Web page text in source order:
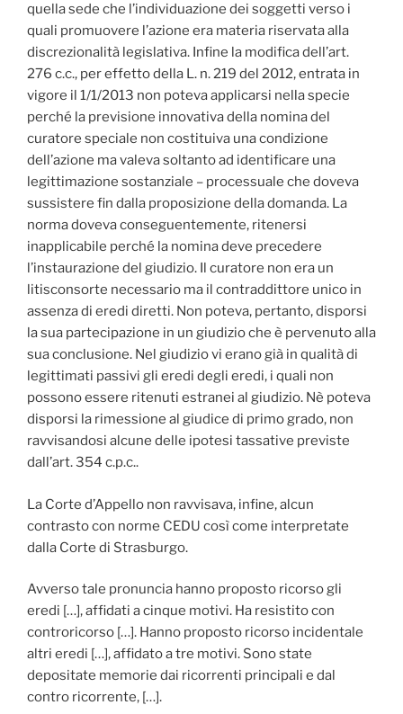
quella sede che l’individuazione dei soggetti verso i
quali promuovere l’azione era materia riservata alla
discrezionalità legislativa. Infine la modifica dell’art.
276 c.c., per effetto della L. n. 219 del 2012, entrata in
vigore il 1/1/2013 non poteva applicarsi nella specie
perché la previsione innovativa della nomina del
curatore speciale non costituiva una condizione
dell’azione ma valeva soltanto ad identificare una
legittimazione sostanziale – processuale che doveva
sussistere fin dalla proposizione della domanda. La
norma doveva conseguentemente, ritenersi
inapplicabile perché la nomina deve precedere
l’instaurazione del giudizio. Il curatore non era un
litisconsorte necessario ma il contraddittore unico in
assenza di eredi diretti. Non poteva, pertanto, disporsi
la sua partecipazione in un giudizio che è pervenuto alla
sua conclusione. Nel giudizio vi erano già in qualità di
legittimati passivi gli eredi degli eredi, i quali non
possono essere ritenuti estranei al giudizio. Nè poteva
disporsi la rimessione al giudice di primo grado, non
ravvisandosi alcune delle ipotesi tassative previste
dall’art. 354 c.p.c..
La Corte d’Appello non ravvisava, infine, alcun
contrasto con norme CEDU così come interpretate
dalla Corte di Strasburgo.
Avverso tale pronuncia hanno proposto ricorso gli
eredi […], affidati a cinque motivi. Ha resistito con
controricorso […]. Hanno proposto ricorso incidentale
altri eredi […], affidato a tre motivi. Sono state
depositate memorie dai ricorrenti principali e dal
contro ricorrente, […].